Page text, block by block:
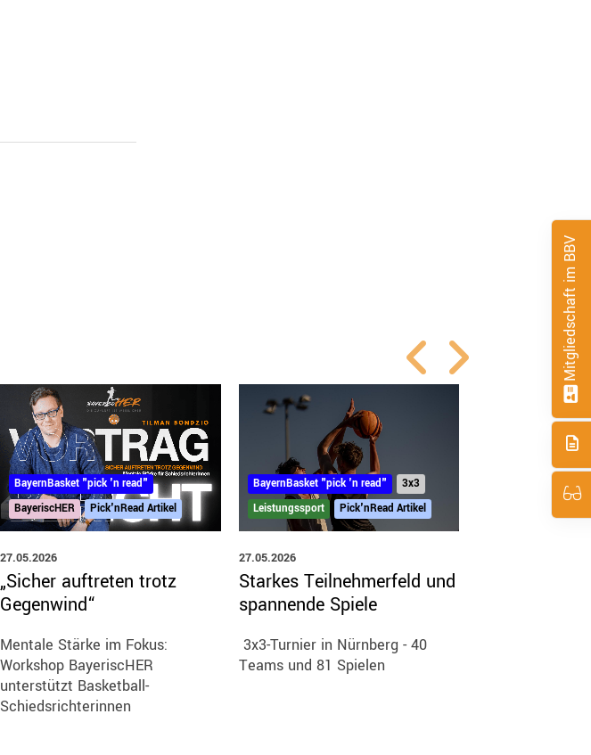
BayernBasket "pick 'n read"
BayeriscHER
Pick'nRead Artikel
27.05.2026
„Sicher auftreten trotz
Gegenwind“
Mentale Stärke im Fokus:
Workshop BayeriscHER
unterstützt Basketball-
Schiedsrichterinnen
BayernBasket "pick 'n read"
3x3
Leistungssport
Pick'nRead Artikel
27.05.2026
Starkes Teilnehmerfeld und
spannende Spiele
3x3-Turnier in Nürnberg - 40
Teams und 81 Spielen
BayernBasket
Mitgliedschaft im BBV